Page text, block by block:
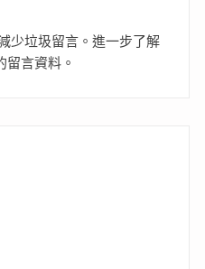
少垃圾留言。 進一步了解
留言資料 。